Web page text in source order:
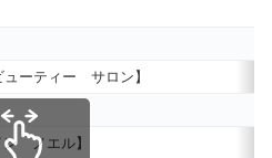
ーティー サロン】
ノエル】